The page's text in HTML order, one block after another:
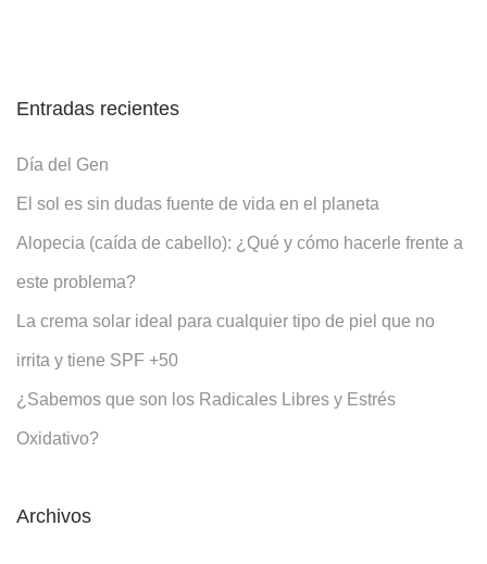
Entradas recientes
Día del Gen
El sol es sin dudas fuente de vida en el planeta
Alopecia (caída de cabello): ¿Qué y cómo hacerle frente a
este problema?
La crema solar ideal para cualquier tipo de piel que no
irrita y tiene SPF +50
¿Sabemos que son los Radicales Libres y Estrés
Oxidativo?
Archivos